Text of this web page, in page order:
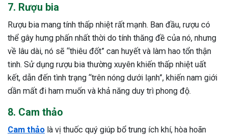
7. Rượu bia
Rượu bia mang tính thấp nhiệt rất mạnh. Ban đầu, rượu có
thể gây hưng phấn nhất thời do tính thăng đề của nó, nhưng
về lâu dài, nó sẽ “thiêu đốt” can huyết và làm hao tổn thận
tinh. Sử dụng rượu bia thường xuyên khiến thấp nhiệt uất
kết, dẫn đến tình trạng “trên nóng dưới lạnh”, khiến nam giới
dần mất đi ham muốn và khả năng duy trì phong độ.
8. Cam thảo
Cam thảo là vị thuốc quý giúp bổ trung ích khí, hòa hoãn